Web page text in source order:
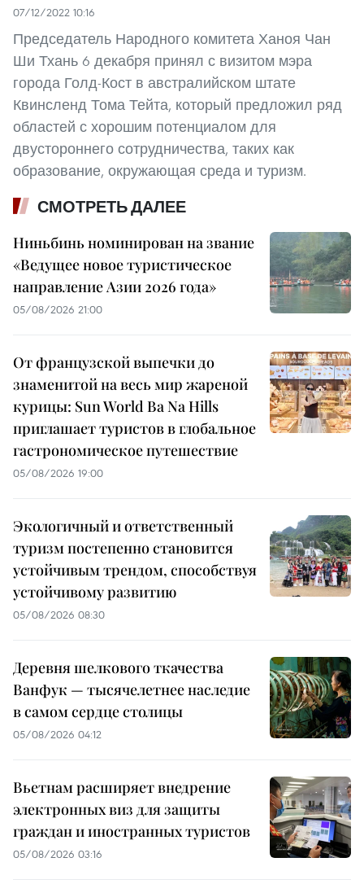
07/12/2022 10:16
Председатель Народного комитета Ханоя Чан
Ши Тхань 6 декабря принял с визитом мэра
города Голд-Кост в австралийском штате
Квинсленд Тома Тейта, который предложил ряд
областей с хорошим потенциалом для
двустороннего сотрудничества, таких как
образование, окружающая среда и туризм.
СМОТРЕТЬ ДАЛЕЕ
Ниньбинь номинирован на звание
«Ведущее новое туристическое
направление Азии 2026 года»
05/08/2026 21:00
От французской выпечки до
знаменитой на весь мир жареной
курицы: Sun World Ba Na Hills
приглашает туристов в глобальное
гастрономическое путешествие
05/08/2026 19:00
Экологичный и ответственный
туризм постепенно становится
устойчивым трендом, способствуя
устойчивому развитию
05/08/2026 08:30
Деревня шелкового ткачества
Ванфук — тысячелетнее наследие
в самом сердце столицы
05/08/2026 04:12
Вьетнам расширяет внедрение
электронных виз для защиты
граждан и иностранных туристов
05/08/2026 03:16